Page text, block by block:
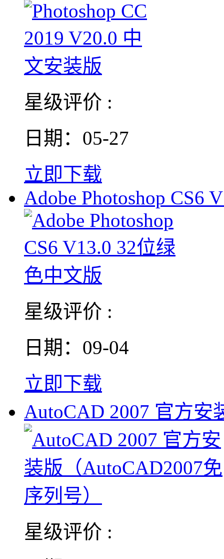
星级评价 :
日期：05-27
立即下载
Adobe Photoshop CS6
星级评价 :
日期：09-04
立即下载
AutoCAD 2007 官方安
星级评价 :